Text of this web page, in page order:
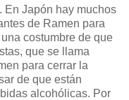
En Japón hay muchos
de Ramen para
costumbre de que
que se llama
para cerrar la
de que están
alcohólicas. Por